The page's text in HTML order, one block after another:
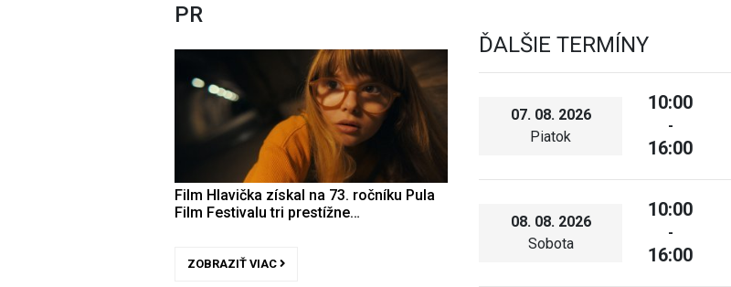
PR
Film Hlavička získal na 73. ročníku Pula
Film Festivalu tri prestížne…
ZOBRAZIŤ VIAC
ĎALŠIE TERMÍNY
07. 08. 2026
Piatok
10:00
-
16:00
08. 08. 2026
Sobota
10:00
-
16:00